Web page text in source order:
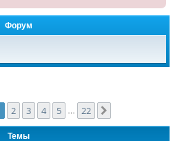
Форум
1 из
2 3 4 5 22
Темы